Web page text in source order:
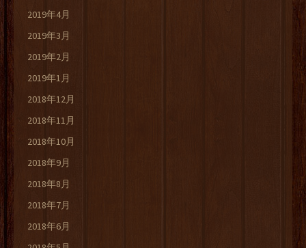
2019年4月
2019年3月
2019年2月
2019年1月
2018年12月
2018年11月
2018年10月
2018年9月
2018年8月
2018年7月
2018年6月